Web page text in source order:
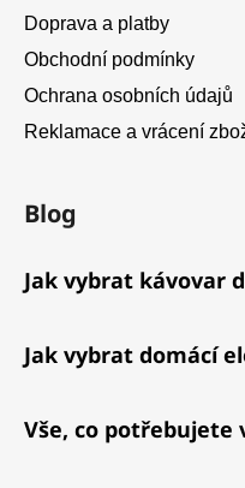
Doprava a platby
Obchodní podmínky
Ochrana osobních údajů
Reklamace a vrácení
Blog
Jak vybrat kávovar
Jak vybrat domácí
Vše, co potřebujete